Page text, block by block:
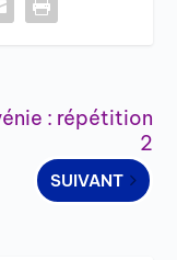
: répétition
2
SUIVANT